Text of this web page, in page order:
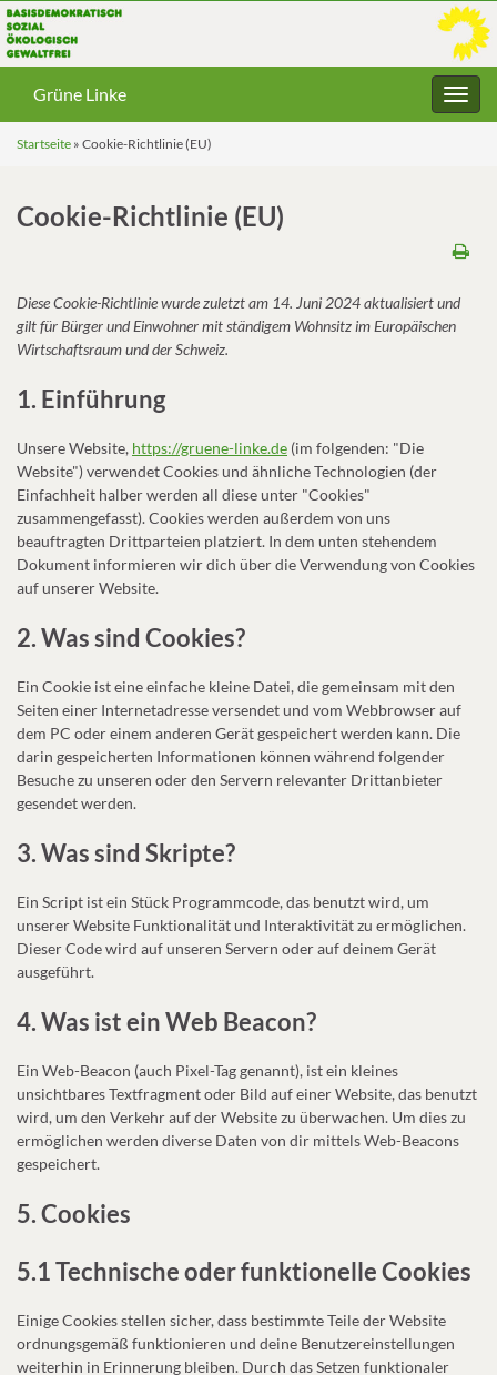
Grüne Linke
Startseite » Cookie-Richtlinie (EU)
Cookie-Richtlinie (EU)
Diese Cookie-Richtlinie wurde zuletzt am 14. Juni 2024 aktualisiert und
gilt für Bürger und Einwohner mit ständigem Wohnsitz im Europäischen
Wirtschaftsraum und der Schweiz.
1. Einführung
Unsere Website, https://gruene-linke.de (im folgenden: "Die
Website") verwendet Cookies und ähnliche Technologien (der
Einfachheit halber werden all diese unter "Cookies"
zusammengefasst). Cookies werden außerdem von uns
beauftragten Drittparteien platziert. In dem unten stehendem
Dokument informieren wir dich über die Verwendung von Cookies
auf unserer Website.
2. Was sind Cookies?
Ein Cookie ist eine einfache kleine Datei, die gemeinsam mit den
Seiten einer Internetadresse versendet und vom Webbrowser auf
dem PC oder einem anderen Gerät gespeichert werden kann. Die
darin gespeicherten Informationen können während folgender
Besuche zu unseren oder den Servern relevanter Drittanbieter
gesendet werden.
3. Was sind Skripte?
Ein Script ist ein Stück Programmcode, das benutzt wird, um
unserer Website Funktionalität und Interaktivität zu ermöglichen.
Dieser Code wird auf unseren Servern oder auf deinem Gerät
ausgeführt.
4. Was ist ein Web Beacon?
Ein Web-Beacon (auch Pixel-Tag genannt), ist ein kleines
unsichtbares Textfragment oder Bild auf einer Website, das benutzt
wird, um den Verkehr auf der Website zu überwachen. Um dies zu
ermöglichen werden diverse Daten von dir mittels Web-Beacons
gespeichert.
5. Cookies
5.1 Technische oder funktionelle Cookies
Einige Cookies stellen sicher, dass bestimmte Teile der Website
ordnungsgemäß funktionieren und deine Benutzereinstellungen
weiterhin in Erinnerung bleiben. Durch das Setzen funktionaler